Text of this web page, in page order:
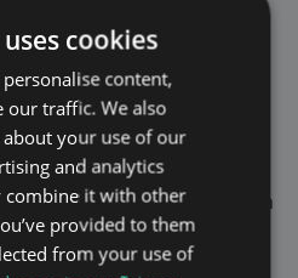
justeringspersoner;
blivit behörigen
och
i förekommande
och revisionsberättelsen
koncernredovisningen och
av resultaträkningen och
cookies
content,
our traffic. We also
your use of our
and analytics
combine it with other
provided to them
from your use of